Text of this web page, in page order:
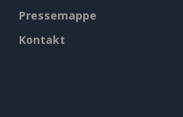
Pressemappe
Kontakt